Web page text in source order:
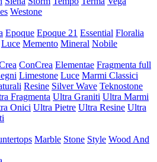
Westone
Epoque Epoque 21 Essential Floralia
Luce Memento Mineral Nobile
ConCrea Elementae Fragmenta full
Limestone Luce Marmi Classici
Resine Silver Wave Teknostone
Fragmenta Ultra Graniti Ultra Marmi
Onici Ultra Pietre Ultra Resine Ultra
Marble Stone Style Wood And